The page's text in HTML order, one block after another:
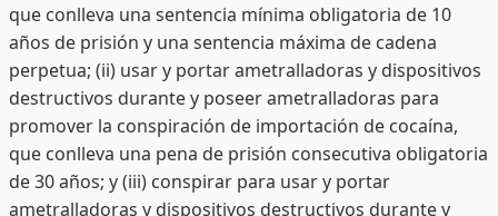
que conlleva una sentencia mínima obligatoria de 10
años de prisión y una sentencia máxima de cadena
perpetua; (ii) usar y portar ametralladoras y dispositivos
destructivos durante y poseer ametralladoras para
promover la conspiración de importación de cocaína,
que conlleva una pena de prisión consecutiva obligatoria
de 30 años; y (iii) conspirar para usar y portar
ametralladoras y dispositivos destructivos durante y